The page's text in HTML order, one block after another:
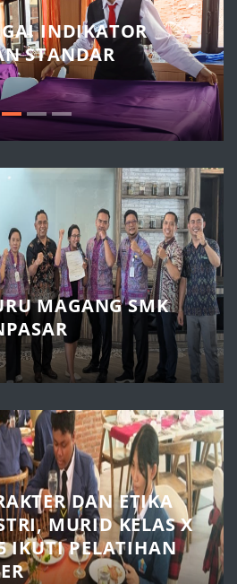
INDIKATOR
STANDAR
MAGANG SMK
DAN ETIKA
MURID KELAS X
IKUTI PELATIHAN